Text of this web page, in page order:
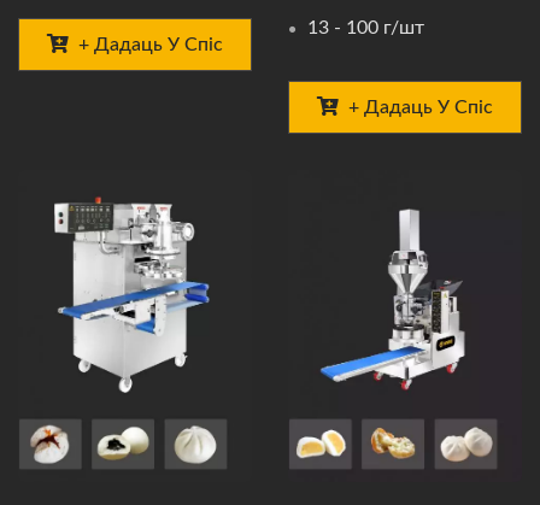
+ Дадаць У Спіс
13 - 100 г/шт
+ Дадаць У Спіс